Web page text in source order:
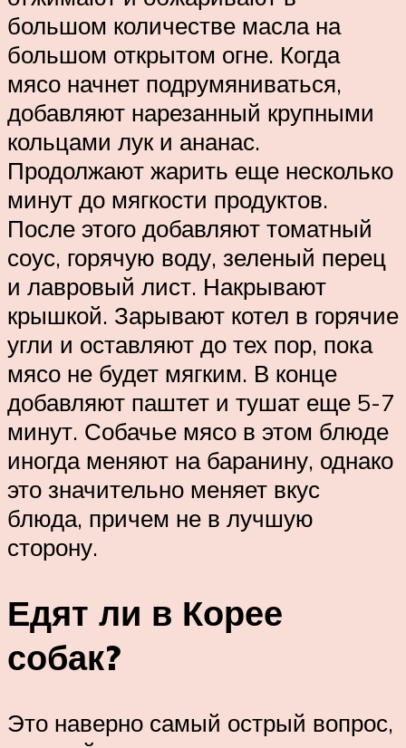
большом количестве масла на
большом открытом огне. Когда
мясо начнет подрумяниваться,
добавляют нарезанный крупными
кольцами лук и ананас.
Продолжают жарить еще несколько
минут до мягкости продуктов.
После этого добавляют томатный
соус, горячую воду, зеленый перец
и лавровый лист. Накрывают
крышкой. Зарывают котел в горячие
угли и оставляют до тех пор, пока
мясо не будет мягким. В конце
добавляют паштет и тушат еще 5-7
минут. Собачье мясо в этом блюде
иногда меняют на баранину, однако
это значительно меняет вкус
блюда, причем не в лучшую
сторону.
Едят ли в Корее
собак?
Это наверно самый острый вопрос,